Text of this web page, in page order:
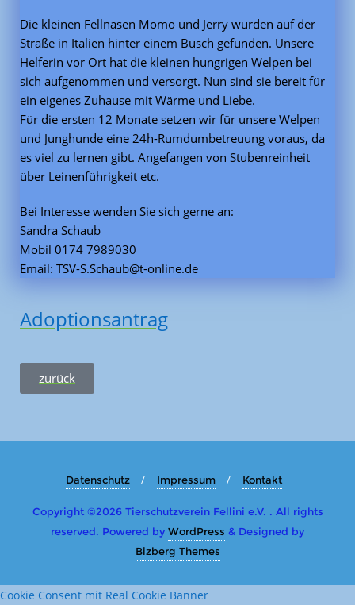
Die kleinen Fellnasen Momo und Jerry wurden auf der
Straße in Italien hinter einem Busch gefunden. Unsere
Helferin vor Ort hat die kleinen hungrigen Welpen bei
sich aufgenommen und versorgt. Nun sind sie bereit für
ein eigenes Zuhause mit Wärme und Liebe.
Für die ersten 12 Monate setzen wir für unsere Welpen
und Junghunde eine 24h-Rumdumbetreuung voraus, da
es viel zu lernen gibt. Angefangen von Stubenreinheit
über Leinenführigkeit etc.
Bei Interesse wenden Sie sich gerne an:
Sandra Schaub
Mobil 0174 7989030
Email: TSV-S.Schaub@t-online.de
Adoptionsantrag
zurück
Datenschutz Impressum Kontakt
Copyright ©2026 Tierschutzverein Fellini e.V. . All rights
reserved. Powered by WordPress & Designed by
Bizberg Themes
Cookie Consent mit Real Cookie Banner